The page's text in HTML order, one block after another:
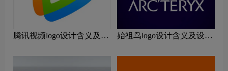
腾讯视频logo设计含义及设
始祖鸟logo设计含义及设计